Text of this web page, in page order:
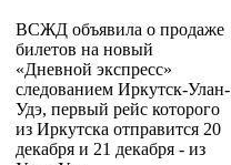
ВСЖД объявила о продаже
билетов на новый
«Дневной экспресс»
следованием Иркутск-Улан-
Удэ, первый рейс которого
из Иркутска отправится 20
декабря и 21 декабря - из